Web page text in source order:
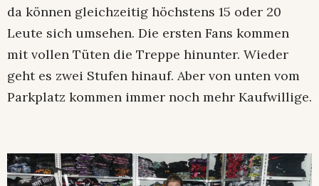
da können gleichzeitig höchstens 15 oder 20
Leute sich umsehen. Die ersten Fans kommen
mit vollen Tüten die Treppe hinunter. Wieder
geht es zwei Stufen hinauf. Aber von unten vom
Parkplatz kommen immer noch mehr Kaufwillige.